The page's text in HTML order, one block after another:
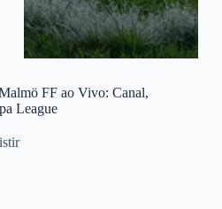
FF ao Vivo: Canal,
League